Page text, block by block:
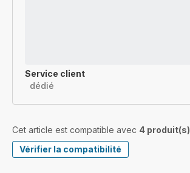
Service client
dédié
Cet article est compatible avec 4 produit(s)
Vérifier la compatibilité